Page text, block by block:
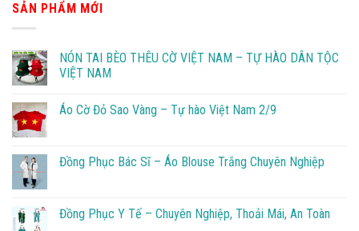
SẢN PHẨM MỚI
NÓN TAI BÈO THÊU CỜ VIỆT NAM – TỰ HÀO DÂN TỘC
VIỆT NAM
Áo Cờ Đỏ Sao Vàng – Tự hào Việt Nam 2/9
Đồng Phục Bác Sĩ – Áo Blouse Trắng Chuyên Nghiệp
Đồng Phục Y Tế – Chuyên Nghiệp, Thoải Mái, An Toàn